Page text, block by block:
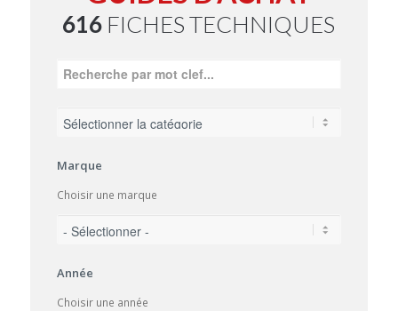
616 FICHES TECHNIQUES
Marque
Choisir une marque
Année
Choisir une année